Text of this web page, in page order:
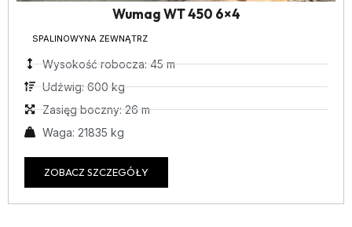
Wumag WT 450 6×4
SPALINOWYNA ZEWNĄTRZ
Wysokość robocza: 45 m
Udźwig: 600 kg
Zasięg boczny: 26 m
Waga: 21835 kg
ZOBACZ SZCZEGÓŁY